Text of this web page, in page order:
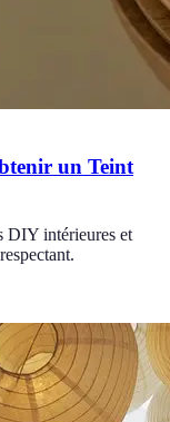
un Teint
DIY intérieures et